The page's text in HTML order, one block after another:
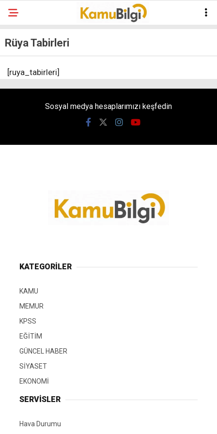
Rüya Tabirleri
[ruya_tabirleri]
Sosyal medya hesaplarımızı keşfedin
KATEGORİLER
KAMU
MEMUR
KPSS
EĞİTİM
GÜNCEL HABER
SİYASET
EKONOMİ
SERVİSLER
Hava Durumu